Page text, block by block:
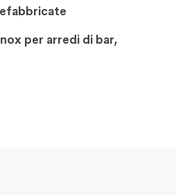
per arredi di bar,